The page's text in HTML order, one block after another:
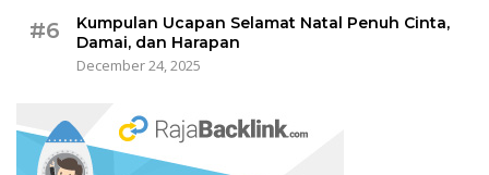
#6
Kumpulan Ucapan Selamat Natal Penuh Cinta,
Damai, dan Harapan
December 24, 2025